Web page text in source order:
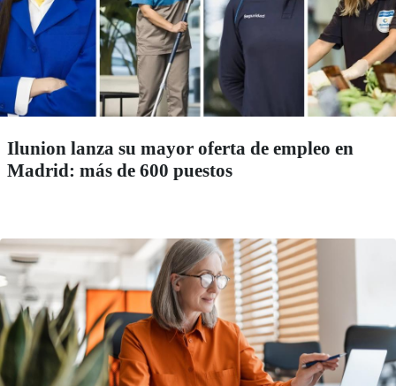
Ilunion lanza su mayor oferta de empleo en
Madrid: más de 600 puestos